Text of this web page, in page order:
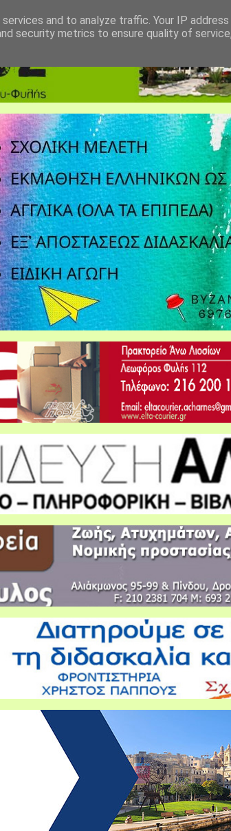
and to analyze traffic. Your IP
security metrics to ensure quality of